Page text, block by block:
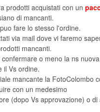
prodotti acquistati con un
di mancanti.
fare lo stesso l'ordine.
via mail dove vi faremo
mancanti.
o meno la ns
il Vs ordine.
mancante la FotoColombo
con un medesimo
(dopo Vs approvazione) o di